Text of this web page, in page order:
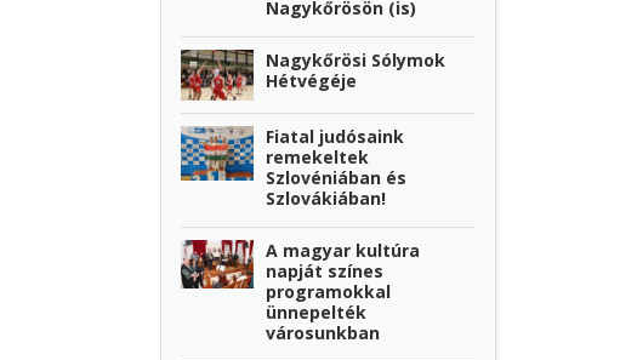
Nagykőrösön (is)
Nagykőrösi Sólymok
Hétvégéje
Fiatal judósaink
remekeltek
Szlovéniában és
Szlovákiában!
A magyar kultúra
napját színes
programokkal
ünnepelték
városunkban